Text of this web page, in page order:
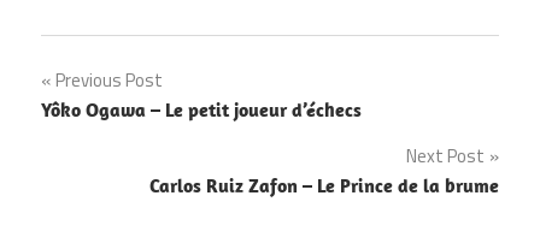
Navigation
de
l’article
Previous Post
Yôko Ogawa – Le petit joueur d’échecs
Next Post
Carlos Ruiz Zafon – Le Prince de la brume